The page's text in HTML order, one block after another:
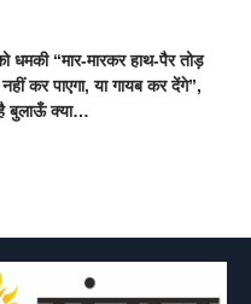
धमकी “मार-मारकर हाथ-पैर तोड़
कर पाएगा, या गायब कर देंगे”,
बुलाऊँ क्या…